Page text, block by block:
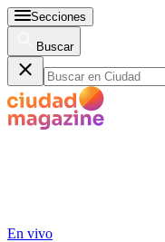
Secciones
Buscar
En vivo